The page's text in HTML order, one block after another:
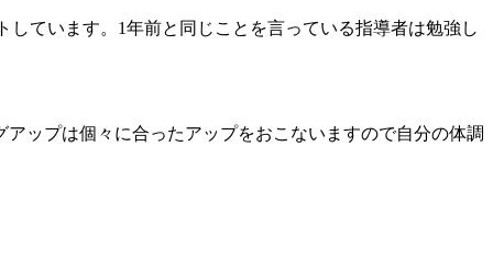
ています。1年前と同じことを言っている指導者は勉強し
ップは個々に合ったアップをおこないますので自分の体調